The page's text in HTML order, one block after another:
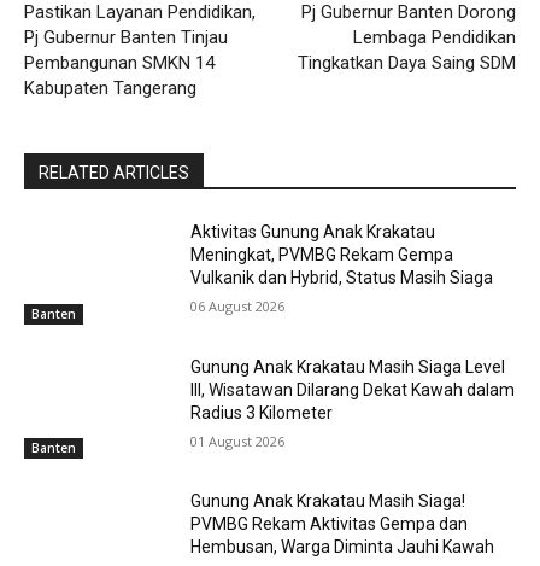
Pastikan Layanan Pendidikan,
Pj Gubernur Banten Tinjau
Pembangunan SMKN 14
Kabupaten Tangerang
Pj Gubernur Banten Dorong
Lembaga Pendidikan
Tingkatkan Daya Saing SDM
RELATED ARTICLES
Banten
Aktivitas Gunung Anak Krakatau
Meningkat, PVMBG Rekam Gempa
Vulkanik dan Hybrid, Status Masih Siaga
06 August 2026
Banten
Gunung Anak Krakatau Masih Siaga Level
III, Wisatawan Dilarang Dekat Kawah dalam
Radius 3 Kilometer
01 August 2026
Gunung Anak Krakatau Masih Siaga!
PVMBG Rekam Aktivitas Gempa dan
Hembusan, Warga Diminta Jauhi Kawah